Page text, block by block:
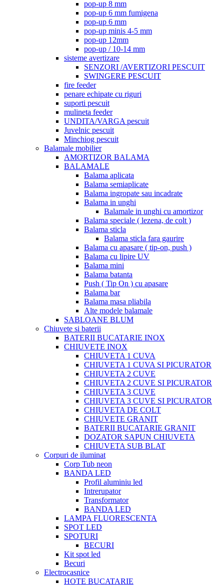
pop-up 8 mm
pop-up 6 mm fumigena
pop-up 6 mm
pop-up minis 4-5 mm
pop-up 12mm
pop-up / 10-14 mm
sisteme avertizare
SENZORI /AVERTIZORI PESCUIT
SWINGERE PESCUIT
fire feeder
penare echipate cu riguri
suporti pescuit
mulineta feeder
UNDITA/VARGA pescuit
Juvelnic pescuit
Minchiog pescuit
Balamale mobilier
AMORTIZOR BALAMA
BALAMALE
Balama aplicata
Balama semiaplicate
Balama ingropate sau incadrate
Balama in unghi
Balamale in unghi cu amortizor
Balama speciale ( lezena, de colt )
Balama sticla
Balama sticla fara gaurire
Balama cu apasare ( tip-on, push )
Balama cu lipire UV
Balama mini
Balama batanta
Push ( Tip On ) cu apasare
Balama bar
Balama masa pliabila
Alte modele balamale
SABLOANE BLUM
Chiuvete si baterii
BATERII BUCATARIE INOX
CHIUVETE INOX
CHIUVETA 1 CUVA
CHIUVETA 1 CUVA SI PICURATOR
CHIUVETA 2 CUVE
CHIUVETA 2 CUVE SI PICURATOR
CHIUVETA 3 CUVE
CHIUVETA 3 CUVE SI PICURATOR
CHIUVETA DE COLT
CHIUVETE GRANIT
BATERII BUCATARIE GRANIT
DOZATOR SAPUN CHIUVETA
CHIUVETA SUB BLAT
Corpuri de iluminat
Corp Tub neon
BANDA LED
Profil aluminiu led
Intrerupator
Transformator
BANDA LED
LAMPA FLUORESCENTA
SPOT LED
SPOTURI
BECURI
Kit spot led
Becuri
Electrocasnice
HOTE BUCATARIE